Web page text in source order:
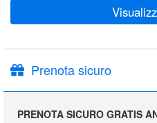
Prenota sicuro
PRENOTA SICURO GRATIS